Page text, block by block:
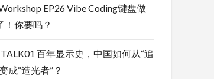
EP26 Vibe Coding键盘做
！你要吗？
百年显示史，中国如何从“追
成“造光者”？